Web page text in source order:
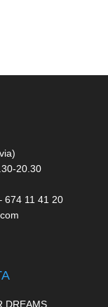
20.30
674 11 41 20
DREAMS